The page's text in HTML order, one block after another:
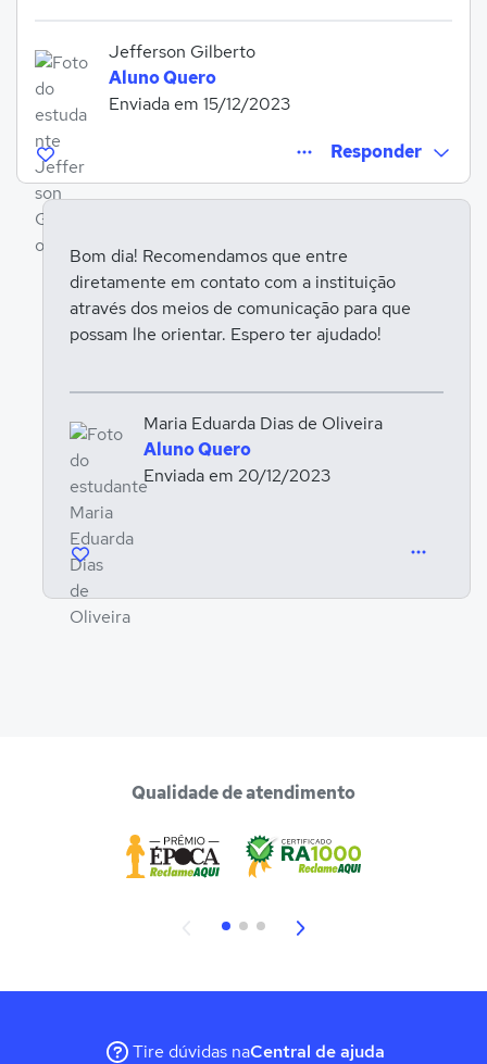
Jefferson Gilberto
Aluno Quero
Enviada em 15/12/2023
Responder
Entrar para responder
Bom dia! Recomendamos que entre
diretamente em contato com a instituição
através dos meios de comunicação para que
possam lhe orientar. Espero ter ajudado!
Maria Eduarda Dias de Oliveira
Aluno Quero
Enviada em 20/12/2023
Qualidade de atendimento
Tire dúvidas naCentral de ajuda